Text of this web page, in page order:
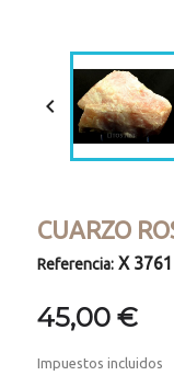

CUARZO
Referencia: X 3761
45,00 €
Impuestos incluidos